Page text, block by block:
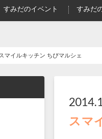
すみだのイベント すみだ
マイルキッチン ちびマルシェ
スマ